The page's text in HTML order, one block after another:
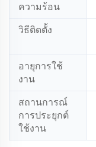
ความร้อน
วิธีติดตั้ง
อายุการใช้
งาน
สถานการณ์
การประยุกต์
ใช้งาน